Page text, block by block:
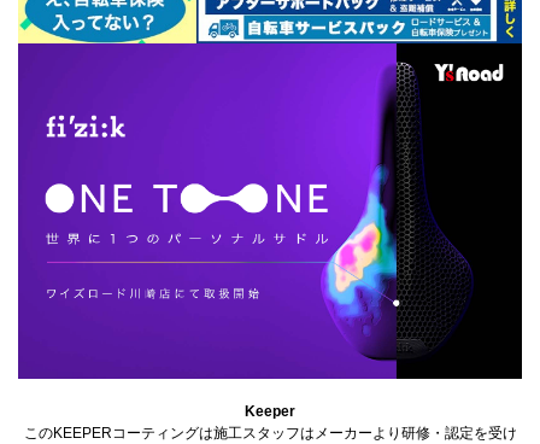
Keeper
このKEEPERコーティングは施工スタッフはメーカーより研修・認定を受け